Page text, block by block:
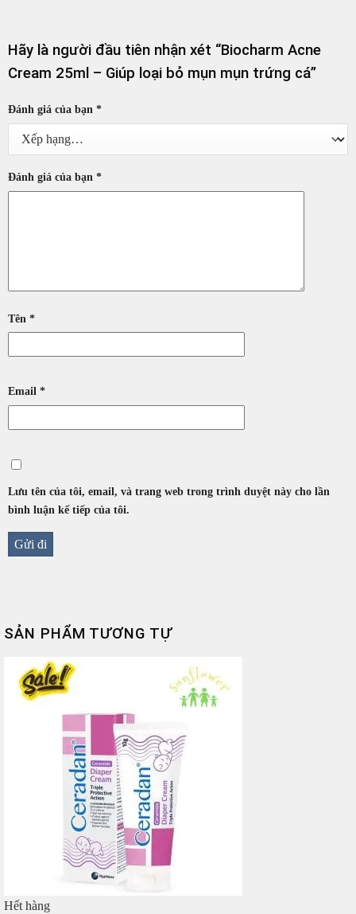
Hãy là người đầu tiên nhận xét “Biocharm Acne
Cream 25ml – Giúp loại bỏ mụn mụn trứng cá”
Đánh giá của bạn *
Đánh giá của bạn *
Tên *
Email *
Lưu tên của tôi, email, và trang web trong trình duyệt này cho lần
bình luận kế tiếp của tôi.
SẢN PHẨM TƯƠNG TỰ
Hết hàng